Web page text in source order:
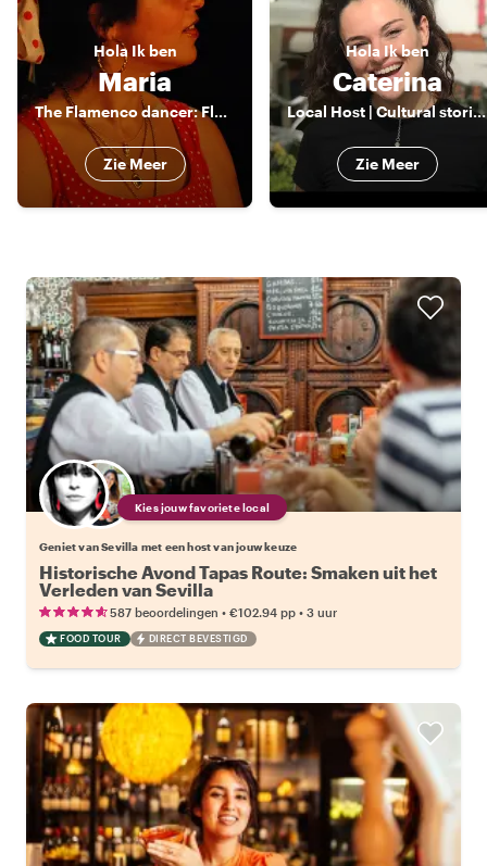
Hola Ik ben
Maria
The Flamenco dancer: Flamenco dance and history, foodtours
Zie Meer
Hola Ik ben
Caterina
Local Host | Cultural stories, local food & a touch of flamenco spirit
Zie Meer
Kies jouw favoriete local
Geniet van Sevilla met een host van jouw keuze
Historische Avond Tapas Route: Smaken uit het
Verleden van Sevilla
587 beoordelingen • €102.94 pp • 3 uur
FOOD TOUR DIRECT BEVESTIGD